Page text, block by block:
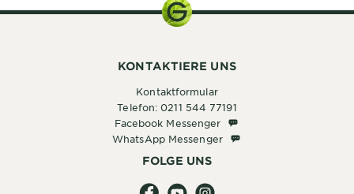
KONTAKTIERE UNS
Kontaktformular
Telefon: 0211 544 77191
Facebook Messenger Facebook Messenger
WhatsApp MessengerWhatsApp Messenger
FOLGE UNS